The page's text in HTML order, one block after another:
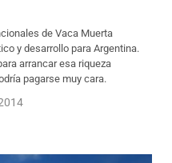
de Vaca Muerta
y desarrollo para Argentina.
arrancar esa riqueza
pagarse muy cara.